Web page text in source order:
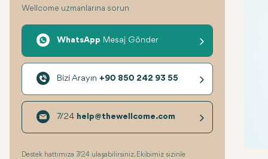
Wellcome uzmanlarına sorun
WhatsApp Mesaj Gönder
Bizi Arayın +90 850 242 93 55
7/24 help@thewellcome.com
Destek hattımıza 7/24 ulaşabilirsiniz. Ekibimiz sizinle